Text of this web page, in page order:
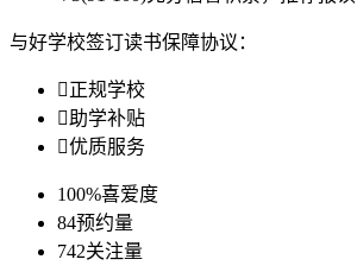
与好学校签订读书保障协议：
正规学校
助学补贴
优质服务
100%喜爱度
84预约量
742关注量